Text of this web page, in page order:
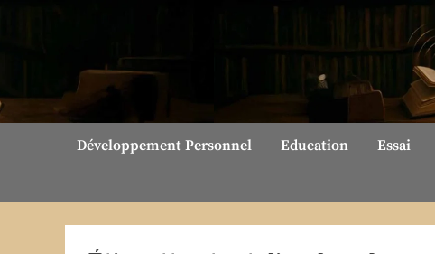
Développement Personnel Education Essai